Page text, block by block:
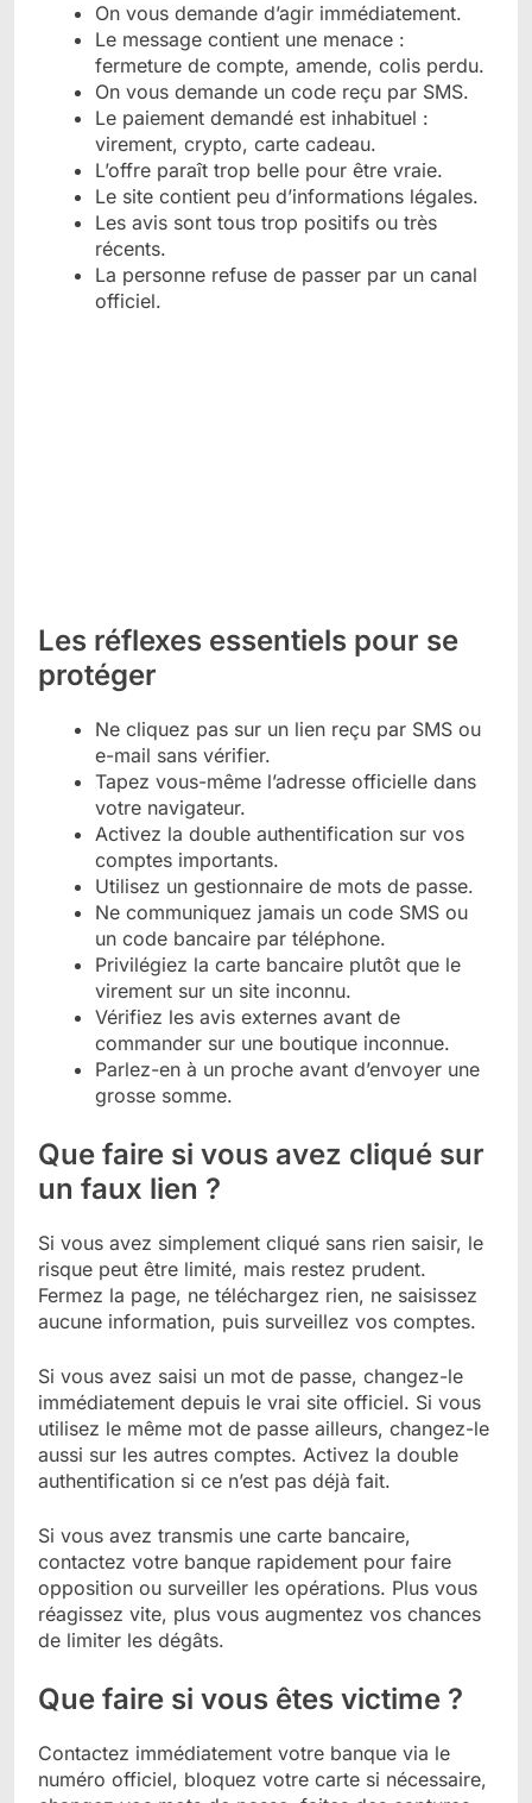
On vous demande d’agir immédiatement.
Le message contient une menace :
fermeture de compte, amende, colis perdu.
On vous demande un code reçu par SMS.
Le paiement demandé est inhabituel :
virement, crypto, carte cadeau.
L’offre paraît trop belle pour être vraie.
Le site contient peu d’informations légales.
Les avis sont tous trop positifs ou très
récents.
La personne refuse de passer par un canal
officiel.
Les réflexes essentiels pour se
protéger
Ne cliquez pas sur un lien reçu par SMS ou
e-mail sans vérifier.
Tapez vous-même l’adresse officielle dans
votre navigateur.
Activez la double authentification sur vos
comptes importants.
Utilisez un gestionnaire de mots de passe.
Ne communiquez jamais un code SMS ou
un code bancaire par téléphone.
Privilégiez la carte bancaire plutôt que le
virement sur un site inconnu.
Vérifiez les avis externes avant de
commander sur une boutique inconnue.
Parlez-en à un proche avant d’envoyer une
grosse somme.
Que faire si vous avez cliqué sur
un faux lien ?
Si vous avez simplement cliqué sans rien saisir, le
risque peut être limité, mais restez prudent.
Fermez la page, ne téléchargez rien, ne saisissez
aucune information, puis surveillez vos comptes.
Si vous avez saisi un mot de passe, changez-le
immédiatement depuis le vrai site officiel. Si vous
utilisez le même mot de passe ailleurs, changez-le
aussi sur les autres comptes. Activez la double
authentification si ce n’est pas déjà fait.
Si vous avez transmis une carte bancaire,
contactez votre banque rapidement pour faire
opposition ou surveiller les opérations. Plus vous
réagissez vite, plus vous augmentez vos chances
de limiter les dégâts.
Que faire si vous êtes victime ?
Contactez immédiatement votre banque via le
numéro officiel, bloquez votre carte si nécessaire,